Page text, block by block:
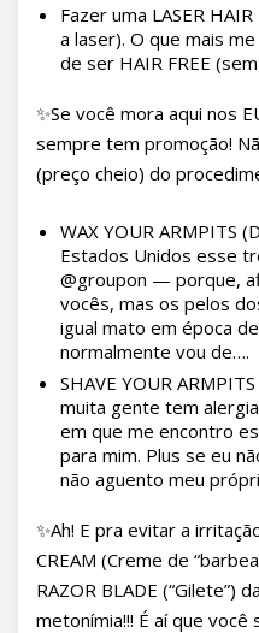
Fazer uma LASER
a laser). O que mais
de ser HAIR FREE
✨Se você mora aqui nos
sempre tem promoção!
(preço cheio) do
WAX YOUR ARMPITS
Estados Unidos esse
@groupon — porque,
vocês, mas os pelos
igual mato em época
normalmente vou de….
SHAVE YOUR
muita gente tem
em que me encontro
para mim. Plus se eu
não aguento meu
✨Ah! E pra evitar a
CREAM (Creme de
RAZOR BLADE (“Gilete”)
metonímia!!! É aí que você